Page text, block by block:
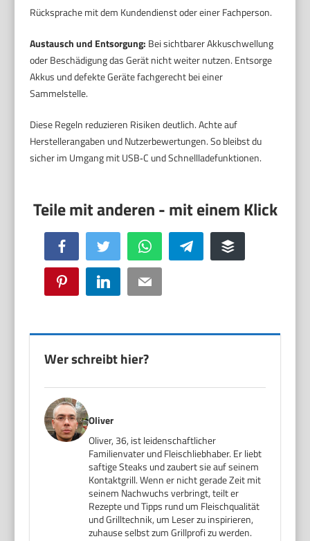
Rücksprache mit dem Kundendienst oder einer Fachperson.
Austausch und Entsorgung: Bei sichtbarer Akkuschwellung
oder Beschädigung das Gerät nicht weiter nutzen. Entsorge
Akkus und defekte Geräte fachgerecht bei einer
Sammelstelle.
Diese Regeln reduzieren Risiken deutlich. Achte auf
Herstellerangaben und Nutzerbewertungen. So bleibst du
sicher im Umgang mit USB‑C und Schnellladefunktionen.
Facebook Twitter WhatsApp Telegram Buffer
Pinterest LinkedIn Email
Wer schreibt hier?
Oliver
Oliver, 36, ist leidenschaftlicher
Familienvater und Fleischliebhaber. Er liebt
saftige Steaks und zaubert sie auf seinem
Kontaktgrill. Wenn er nicht gerade Zeit mit
seinem Nachwuchs verbringt, teilt er
Rezepte und Tipps rund um Fleischqualität
und Grilltechnik, um Leser zu inspirieren,
zuhause selbst zum Grillprofi zu werden.